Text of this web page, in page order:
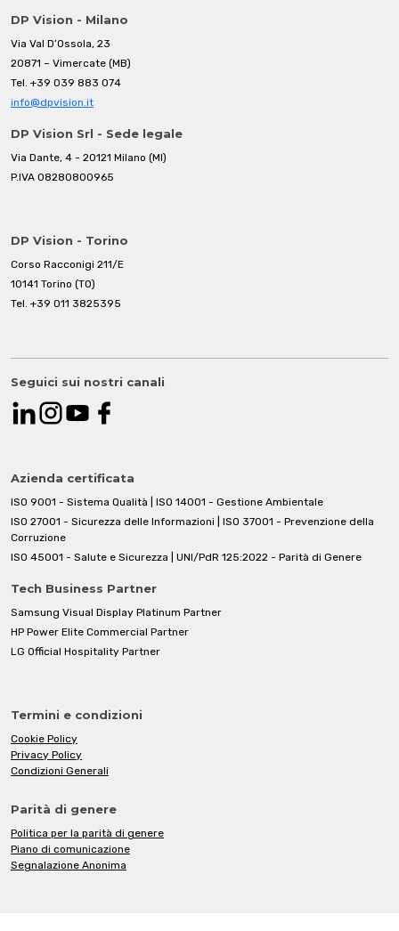
DP Vision - Milano
Via Val D’Ossola, 23
20871 – Vimercate (MB)
Tel. +39 039 883 074
info@dpvision.it
DP Vision Srl - Sede legale
Via Dante, 4 - 20121 Milano (MI)
P.IVA 08280800965
DP Vision - Torino
Corso Racconigi 211/E
10141 Torino (TO)
Tel. +39 011 3825395
Azienda certificata
ISO 9001 - Sistema Qualità | ISO 14001 - Gestione Ambientale
ISO 27001 - Sicurezza delle Informazioni | ISO 37001 - Prevenzione della
Corruzione
ISO 45001 - Salute e Sicurezza | UNI/PdR 125:2022 - Parità di Genere
Tech Business Partner
Samsung Visual Display Platinum Partner
HP Power Elite Commercial Partner
LG Official Hospitality Partner
Seguici sui nostri canali
Termini e condizioni
Cookie Policy
Privacy Policy
Condizioni Generali
Parità di genere
Politica per la parità di genere
Piano di comunicazione
Segnalazione Anonima